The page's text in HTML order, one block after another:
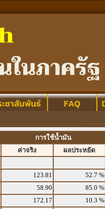
การใช้น้ำมัน
ค่าจริง ผลประหยัด
123.81 52.7 %
58.90 85.0 %
172.17 10.3 %